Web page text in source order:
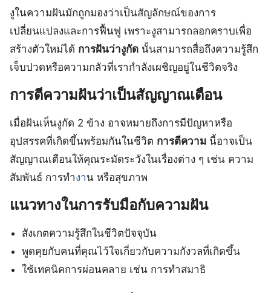
งูในความฝันมักถูกมองว่าเป็นสัญลักษณ์ของการ
เปลี่ยนแปลงและการฟื้นฟู เพราะงูสามารถลอกคราบเพื่อ
สร้างตัวใหม่ได้ การฝันว่างูกัด นั้นสามารถสื่อถึงความรู้สึก
เจ็บปวดหรือความกลัวที่เรากำลังเผชิญอยู่ในชีวิตจริง
การตีความฝันว่าเป็นสัญญาณเตือน
เมื่อฝันเห็นงูกัด 2 ข้าง อาจหมายถึงการมีปัญหาหรือ
อุปสรรคที่เกิดขึ้นพร้อมกันในชีวิต การตีความ นี้อาจเป็น
สัญญาณเตือนให้คุณระมัดระวังในเรื่องต่าง ๆ เช่น ความ
สัมพันธ์ การทำงาน หรือสุขภาพ
แนวทางในการรับมือกับความฝัน
สังเกตความรู้สึกในชีวิตปัจจุบัน
พูดคุยกับคนที่คุณไว้ใจเกี่ยวกับความกังวลที่เกิดขึ้น
ใช้เทคนิคการผ่อนคลาย เช่น การทำสมาธิ